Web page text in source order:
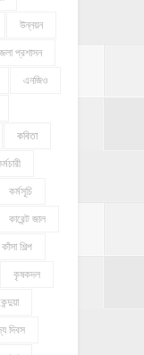
উন্নয়ন
প্রশাসন
এনজিও
কবিতা
কর্মসূচি
কারেন্ট জাল
কাঁসা শিল্প
কৃষকদল
দিবস